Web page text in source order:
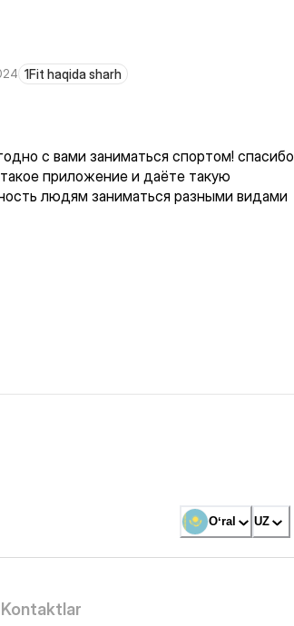
1Fit haqida sharh
с вами заниматься спортом! спасибо
приложение и даёте такую
людям заниматься разными видами
Oʻral UZ
Kontaktlar